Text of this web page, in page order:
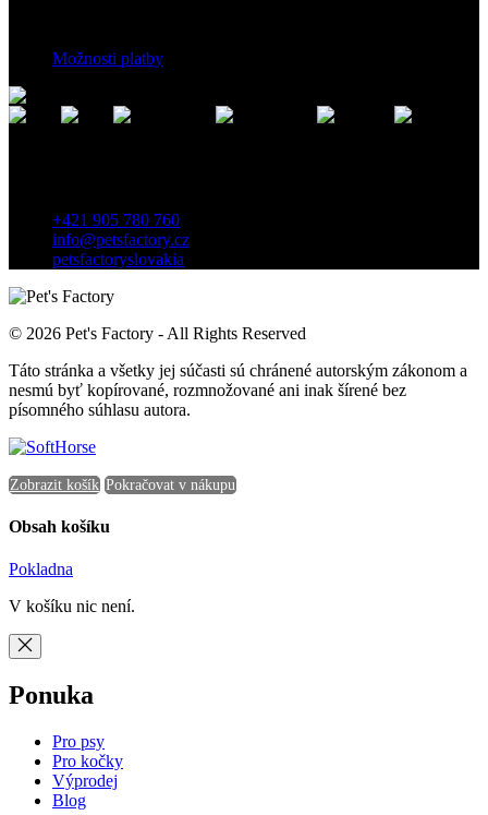
Možnosti platby
+421 905 780 760
info@petsfactory.cz
petsfactoryslovakia
© 2026 Pet's Factory - All Rights Reserved
Táto stránka a všetky jej súčasti sú chránené autorským zákonom a
nesmú byť kopírované, rozmnožované ani inak šírené bez
písomného súhlasu autora.
Zobrazit košík Pokračovat v nákupu
Obsah košíku
Pokladna
V košíku nic není.
Ponuka
Pro psy
Pro kočky
Výprodej
Blog